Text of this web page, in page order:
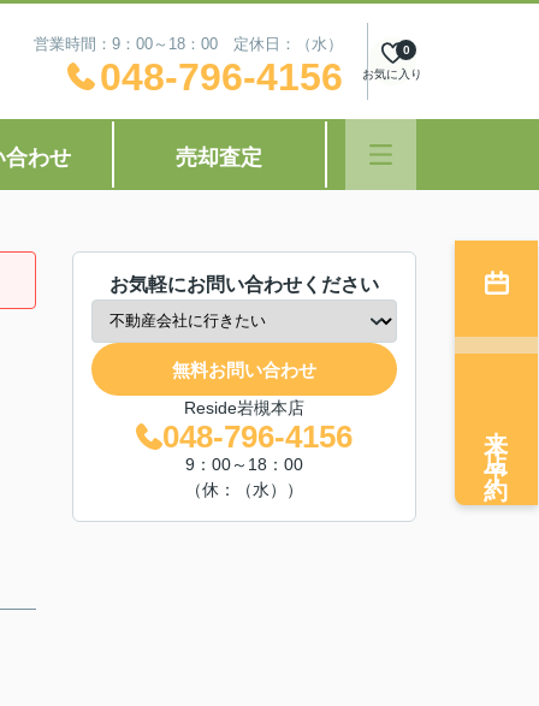
営業時間：9：00～18：00 定休日：（水）
048-796-4156 お気に入り
0
合わせ 売却査定
お気軽にお問い合わせください
無料お問い合わせ
Reside岩槻本店
048-796-4156
9：00～18：00
（休：（水））
来店予約